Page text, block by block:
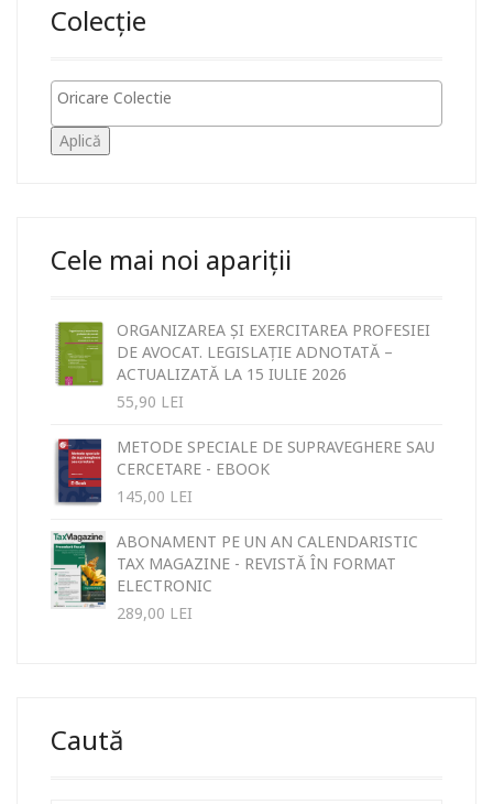
Colecție
Aplică
Cele mai noi apariții
ORGANIZAREA ȘI EXERCITAREA PROFESIEI
DE AVOCAT. LEGISLAȚIE ADNOTATĂ –
ACTUALIZATĂ LA 15 IULIE 2026
55,90 LEI
METODE SPECIALE DE SUPRAVEGHERE SAU
CERCETARE - EBOOK
145,00 LEI
ABONAMENT PE UN AN CALENDARISTIC
TAX MAGAZINE - REVISTĂ ÎN FORMAT
ELECTRONIC
289,00 LEI
Caută